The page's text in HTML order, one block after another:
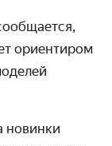
ориентиром
новинки